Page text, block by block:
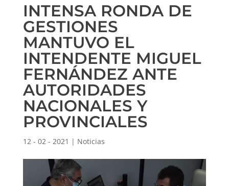
INTENSA RONDA DE
GESTIONES
MANTUVO EL
INTENDENTE MIGUEL
FERNÁNDEZ ANTE
AUTORIDADES
NACIONALES Y
PROVINCIALES
12 - 02 - 2021 | Noticias